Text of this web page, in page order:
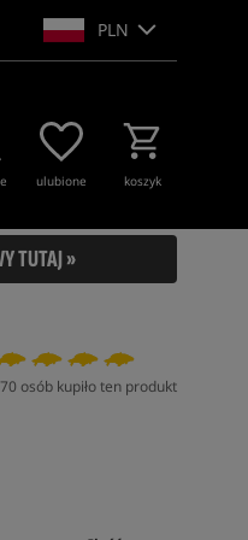
PLN
ulubione koszyk
TUTAJ »
osób kupiło ten produkt